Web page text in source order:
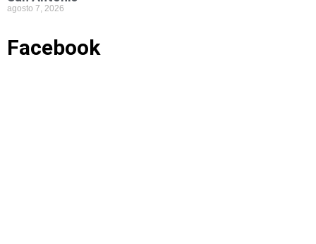
agosto 7, 2026
Facebook